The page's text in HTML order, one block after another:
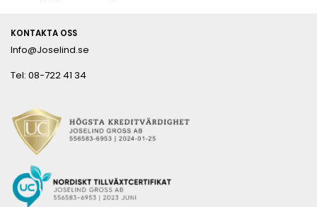
KONTAKTA OSS
Info@Joselind.se
Tel: 08-722 41 34